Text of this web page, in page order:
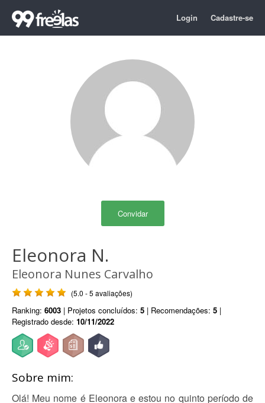
Login Cadastre-se
Convidar
Eleonora N.
Eleonora Nunes Carvalho
(5.0 - 5 avaliações)
Ranking: 6003 | Projetos concluídos: 5 | Recomendações: 5 |
Registrado desde: 10/11/2022
Sobre mim:
Olá! Meu nome é Eleonora e estou no quinto período de